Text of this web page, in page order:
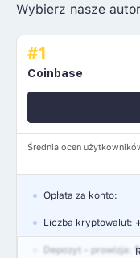
Wybierz nasze
#1
Coinbase
Średnia ocen
Opłata za konto:
Liczba kryptowalut:
Depozyt - prowizja: